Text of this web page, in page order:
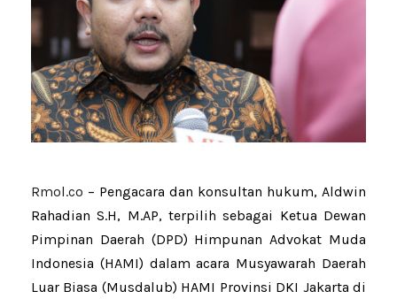
Rmol.co – Pengacara dan konsultan hukum, Aldwin
Rahadian S.H, M.AP, terpilih sebagai Ketua Dewan
Pimpinan Daerah (DPD) Himpunan Advokat Muda
Indonesia (HAMI) dalam acara Musyawarah Daerah
Luar Biasa (Musdalub) HAMI Provinsi DKI Jakarta di